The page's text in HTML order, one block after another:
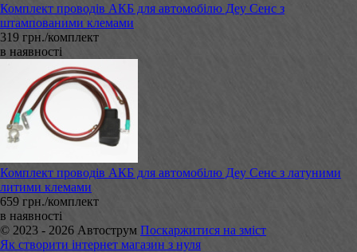
Комплект проводів АКБ для автомобілю Деу Сенс з
штампованими клемами
319 грн./комплект
в наявності
Комплект проводів АКБ для автомобілю Деу Сенс з латуними
литими клемами
659 грн./комплект
в наявності
© 2023 - 2026 Автострум Поскаржитися на зміст
Як створити інтернет магазин з нуля